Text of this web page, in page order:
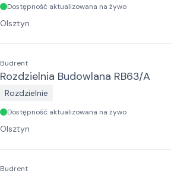
Dostępność aktualizowana na żywo
Olsztyn
Budrent
Rozdzielnia Budowlana RB63/A
Rozdzielnie
Dostępność aktualizowana na żywo
Olsztyn
Budrent